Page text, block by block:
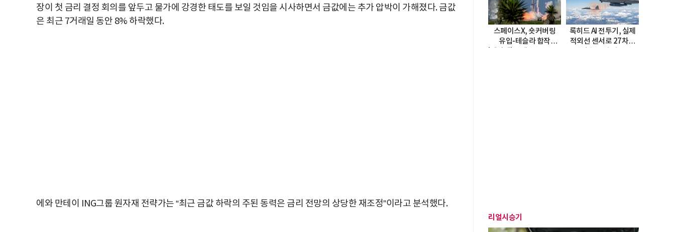
장이 첫 금리 결정 회의를 앞두고 물가에 강경한 태도를 보일 것임을 시사하면서 금값에는 추가 압박이 가해졌다. 금값
은 최근 7거래일 동안 8% 하락했다.
에와 만테이 ING그룹 원자재 전략가는 “최근 금값 하락의 주된 동력은 금리 전망의 상당한 재조정”이라고 분석했다.
스페이스X, 숏커버링
유입-테슬라 합작
록히드 AI 전투기, 실제
적외선 센서로 27차례
리얼시승기